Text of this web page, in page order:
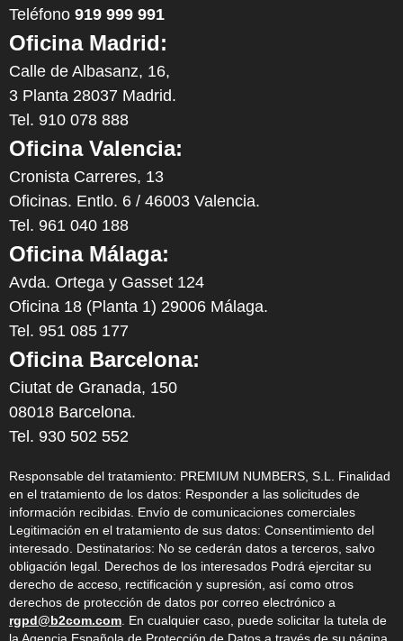
Teléfono 919 999 991
Oficina Madrid:
Calle de Albasanz, 16,
3 Planta 28037 Madrid.
Tel. 910 078 888
Oficina Valencia:
Cronista Carreres, 13
Oficinas. Entlo. 6 / 46003 Valencia.
Tel. 961 040 188
Oficina Málaga:
Avda. Ortega y Gasset 124
Oficina 18 (Planta 1) 29006 Málaga.
Tel. 951 085 177
Oficina Barcelona:
Ciutat de Granada, 150
08018 Barcelona.
Tel. 930 502 552
Responsable del tratamiento: PREMIUM NUMBERS, S.L. Finalidad
en el tratamiento de los datos: Responder a las solicitudes de
información recibidas. Envío de comunicaciones comerciales
Legitimación en el tratamiento de sus datos: Consentimiento del
interesado. Destinatarios: No se cederán datos a terceros, salvo
obligación legal. Derechos de los interesados Podrá ejercitar su
derecho de acceso, rectificación y supresión, así como otros
derechos de protección de datos por correo electrónico a
rgpd@b2com.com . En cualquier caso, puede solicitar la tutela de